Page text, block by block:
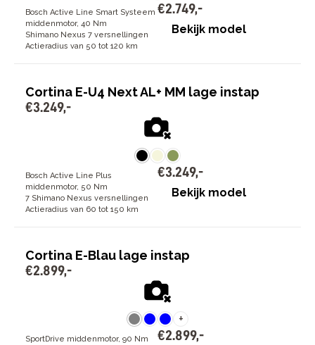
Bosch Active Line Smart Systeem
middenmotor, 40 Nm
Shimano Nexus 7 versnellingen
Actieradius van 50 tot 120 km
€2.749,-
Bekijk model
Cortina E-U4 Next AL+ MM lage instap
€3.249,-
Bosch Active Line Plus
middenmotor, 50 Nm
7 Shimano Nexus versnellingen
Actieradius van 60 tot 150 km
€3.249,-
Bekijk model
Cortina E-Blau lage instap
€2.899,-
+
SportDrive middenmotor, 90 Nm
€2.899,-